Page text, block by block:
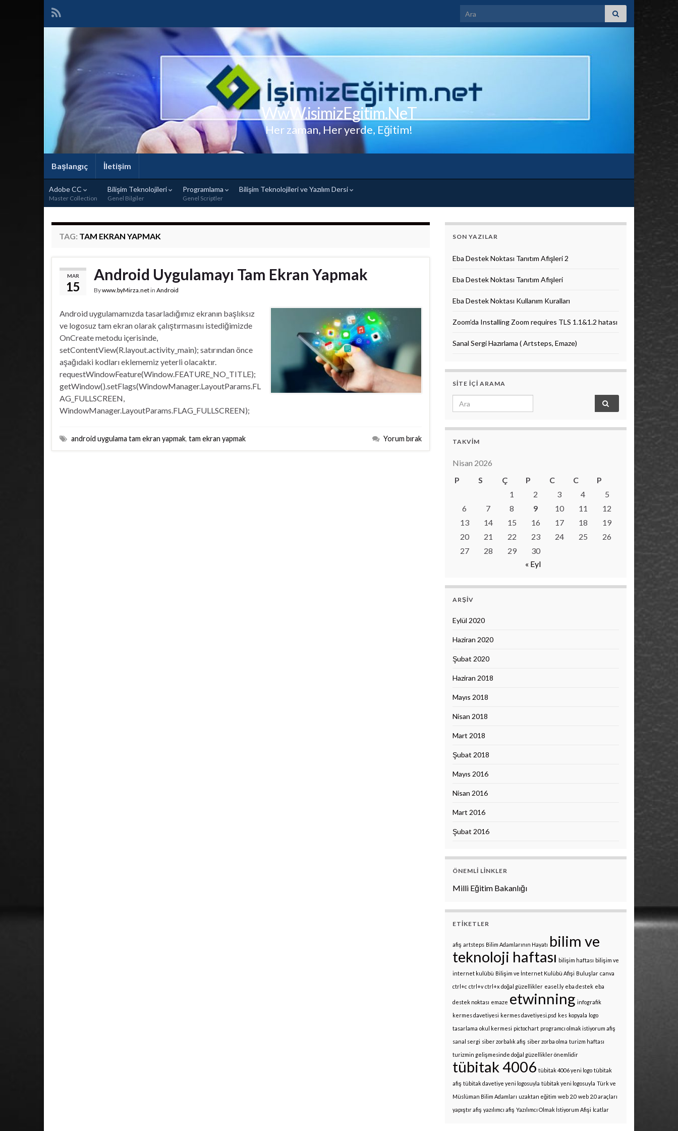
Search for:
WwW.isimizEgitim.NeT
Her zaman, Her yerde, Eğitim!
Başlangıç İletişim
Adobe CC
Master Collection
Bilişim Teknolojileri
Genel Bilgiler
Programlama
Genel Scriptler
Bilişim Teknolojileri ve Yazılım Dersi
TAG: TAM EKRAN YAPMAK
MAR
15
Android Uygulamayı Tam Ekran Yapmak
Bywww.byMirza.netin Android
Android uygulamamızda tasarladığımız ekranın başlıksız
ve logosuz tam ekran olarak çalıştırmasını istediğimizde
OnCreate metodu içerisinde,
setContentView(R.layout.activity_main); satırından önce
aşağıdaki kodları eklememiz yeterli olacaktır.
requestWindowFeature(Window.FEATURE_NO_TITLE);
getWindow().setFlags(WindowManager.LayoutParams.FL
AG_FULLSCREEN,
WindowManager.LayoutParams.FLAG_FULLSCREEN);
android uygulama tam ekran yapmak, tam ekran yapmak Yorum bırak
SON YAZILAR
Eba Destek Noktası Tanıtım Afişleri 2
Eba Destek Noktası Tanıtım Afişleri
Eba Destek Noktası Kullanım Kuralları
Zoom’da Installing Zoom requires TLS 1.1&1.2 hatası
Sanal Sergi Hazırlama ( Artsteps, Emaze)
SITE IÇI ARAMA
Search for:
TAKVIM
Nisan 2026
P
S Ç P C C
P
1
2 3 4
5
6
7 8 9 10 11
12
13
14 15 16 17 18
19
20
21 22 23 24 25
26
27
28 29
30
« Eyl
ARŞIV
Eylül 2020
Haziran 2020
Şubat 2020
Haziran 2018
Mayıs 2018
Nisan 2018
Mart 2018
Şubat 2018
Mayıs 2016
Nisan 2016
Mart 2016
Şubat 2016
ÖNEMLI LINKLER
Milli Eğitim Bakanlığı
ETIKETLER
afiş artsteps Bilim Adamlarının Hayatı bilim ve
teknoloji haftası bilişim haftası bilişim ve
internet kulübü Bilişim ve İnternet Kulübü Afişi Buluşlar canva
ctrl+c ctrl+v ctrl+x doğal güzellikler easel.ly eba destek eba
destek noktası emaze etwinning infografik
kermes davetiyesi kermes davetiyesi.psd kes kopyala logo
tasarlama okul kermesi pictochart programcı olmak istiyorum afiş
sanal sergi siber zorbalık afiş siber zorba olma turizm haftası
turizmin gelişmesinde doğal güzellikler önemlidir
tübitak 4006 tübitak 4006 yeni logo tübitak
afiş tübitak davetiye yeni logosuyla tübitak yeni logosuyla Türk ve
Müslüman Bilim Adamları uzaktan eğitim web 2.0 web 2.0 araçları
yapıştır afiş yazılımcı afiş Yazılımcı Olmak İstiyorum Afişi İcatlar